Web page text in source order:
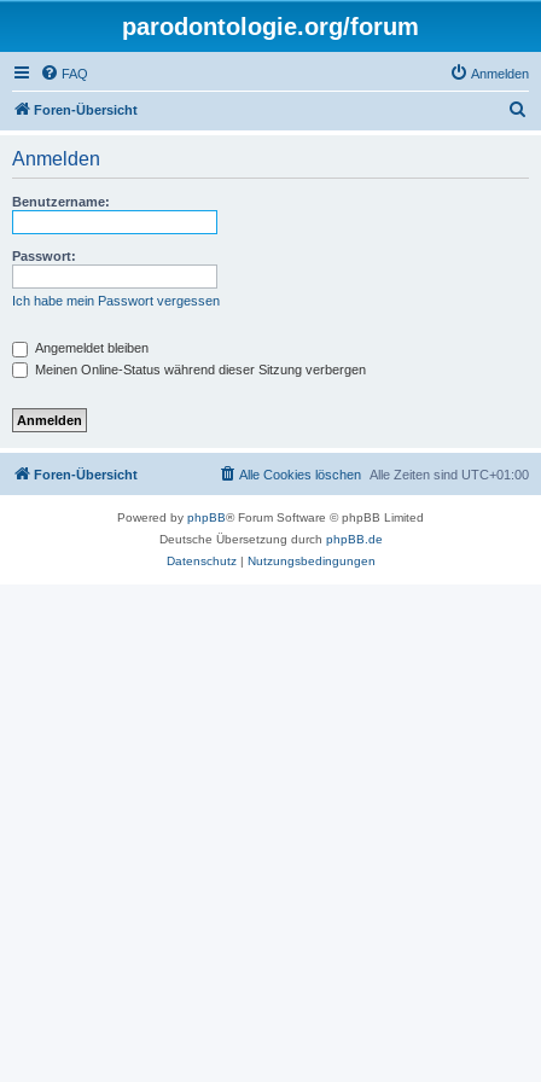
parodontologie.org/forum
FAQ Anmelden
Foren-Übersicht
Anmelden
Benutzername:
Passwort:
Ich habe mein Passwort vergessen
Angemeldet bleiben
Meinen Online-Status während dieser Sitzung verbergen
Foren-Übersicht Alle Zeiten sind UTC+01:00
Alle Cookies löschen
Powered by phpBB® Forum Software © phpBB Limited
Deutsche Übersetzung durch phpBB.de
Datenschutz| Nutzungsbedingungen